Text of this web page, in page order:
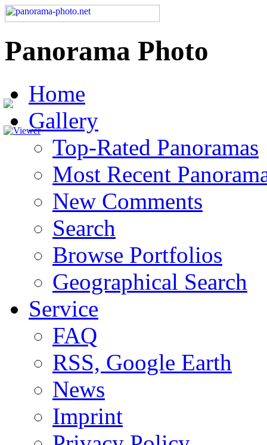
Panorama Photo
Home
Gallery
Top-Rated Panoramas
Most Recent
New Comments
Search
Browse Portfolios
Geographical Search
Service
FAQ
RSS, Google Earth
News
Imprint